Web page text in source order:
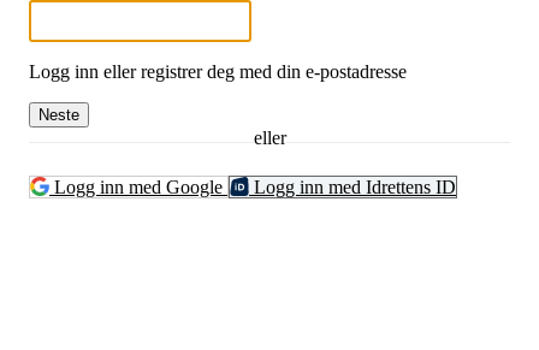
Logg inn eller registrer deg med din e-postadresse
Neste
eller
Logg inn med Google Logg inn med Idrettens ID